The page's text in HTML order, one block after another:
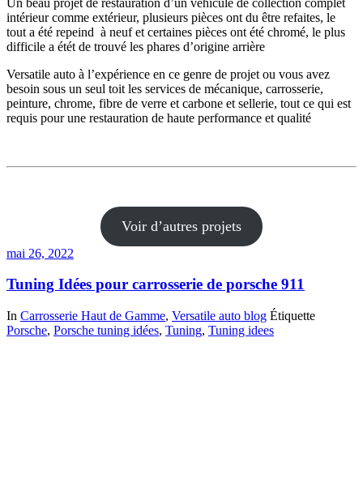
intérieur comme extérieur, plusieurs pièces ont du être refaites, le
tout a été repeind à neuf et certaines pièces ont été chromé, le plus
difficile a étét de trouvé les phares d’origine arrière
Versatile auto à l’expérience en ce genre de projet ou vous avez
besoin sous un seul toit les services de mécanique, carrosserie,
peinture, chrome, fibre de verre et carbone et sellerie, tout ce qui est
requis pour une restauration de haute performance et qualité
Voir d’autres projets
mai 26, 2022
Tuning Idées pour carrosserie de porsche 911
In Carrosserie Haut de Gamme, Versatile auto blog Étiquette
Porsche, Porsche tuning idées, Tuning, Tuning idees